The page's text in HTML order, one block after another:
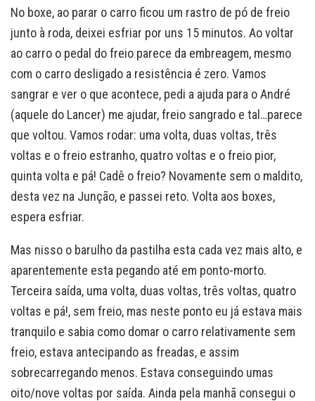
No boxe, ao parar o carro ficou um rastro de pó de freio
junto à roda, deixei esfriar por uns 15 minutos. Ao voltar
ao carro o pedal do freio parece da embreagem, mesmo
com o carro desligado a resistência é zero. Vamos
sangrar e ver o que acontece, pedi a ajuda para o André
(aquele do Lancer) me ajudar, freio sangrado e tal…parece
que voltou. Vamos rodar: uma volta, duas voltas, três
voltas e o freio estranho, quatro voltas e o freio pior,
quinta volta e pá! Cadê o freio? Novamente sem o maldito,
desta vez na Junção, e passei reto. Volta aos boxes,
espera esfriar.
Mas nisso o barulho da pastilha esta cada vez mais alto, e
aparentemente esta pegando até em ponto-morto.
Terceira saída, uma volta, duas voltas, três voltas, quatro
voltas e pá!, sem freio, mas neste ponto eu já estava mais
tranquilo e sabia como domar o carro relativamente sem
freio, estava antecipando as freadas, e assim
sobrecarregando menos. Estava conseguindo umas
oito/nove voltas por saída. Ainda pela manhã consegui o